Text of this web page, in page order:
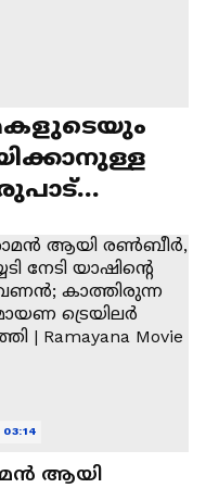
ആയി
03:14